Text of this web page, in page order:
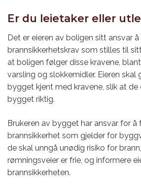
Er du leietaker eller
Det er eieren av boligen sitt ansvar
brannsikkerhetskrav som stilles til
at boligen følger disse kravene,
varsling og slokkemidler. Eieren skal
bygget kjent med kravene, slik at de
bygget riktig.
Brukeren av bygget har ansvar for å
brannsikkerhet som gjelder for
de skal unngå unødig risiko for
rømningsveier er frie, og informere
brannsikkerheten.